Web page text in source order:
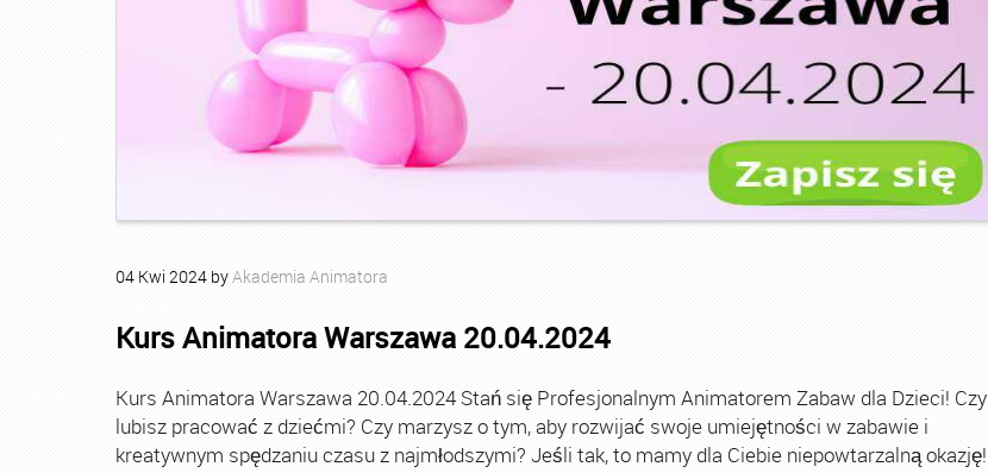
04 Kwi 2024 byAkademia Animatora
Kurs Animatora Warszawa 20.04.2024
Kurs Animatora Warszawa 20.04.2024 Stań się Profesjonalnym Animatorem Zabaw dla Dzieci! Czy
lubisz pracować z dziećmi? Czy marzysz o tym, aby rozwijać swoje umiejętności w zabawie i
kreatywnym spędzaniu czasu z najmłodszymi? Jeśli tak, to mamy dla Ciebie niepowtarzalną okazję!